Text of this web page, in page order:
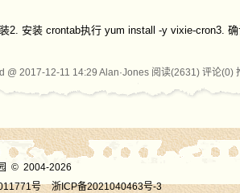
2. 安装 crontab执行 yum install -y vixie-cron3.
@ 2017-12-11 14:29 Alan·Jones 阅读(2631) 评论(0)
© 2004-2026
号
浙ICP备2021040463号-3